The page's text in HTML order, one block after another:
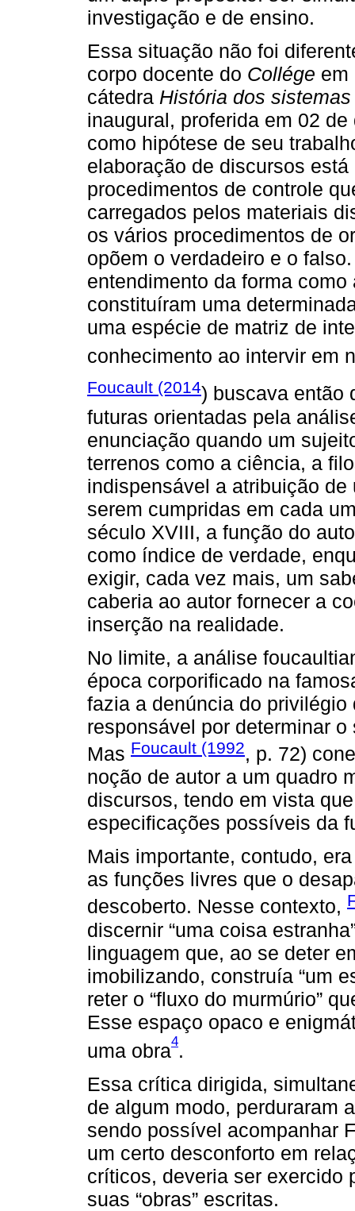
investigação e de ensino.
Essa situação não foi
corpo docente do Collége em
cátedra História dos
inaugural, proferida em 02
como hipótese de seu
elaboração de discursos
procedimentos de controle
carregados pelos materiais
os vários procedimentos de
opõem o verdadeiro e o
entendimento da forma
constituíram uma
uma espécie de matriz de
conhecimento ao intervir em
Foucault (2014) buscava então
futuras orientadas pela
enunciação quando um
terrenos como a ciência, a
indispensável a atribuição
serem cumpridas em cada
século XVIII, a função do
como índice de verdade,
exigir, cada vez mais, um
caberia ao autor fornecer a
inserção na realidade.
No limite, a análise
época corporificado na
fazia a denúncia do
responsável por determinar
Mas Foucault (1992, p. 72)
noção de autor a um quadro
discursos, tendo em vista
especificações possíveis da
Mais importante, contudo,
as funções livres que o
descoberto. Nesse contexto,
discernir “uma coisa
linguagem que, ao se deter
imobilizando, construía “um
reter o “fluxo do murmúrio”
Esse espaço opaco e
uma obra4.
Essa crítica dirigida,
de algum modo, perduraram
sendo possível acompanhar
um certo desconforto em
críticos, deveria ser exercido
suas “obras” escritas.